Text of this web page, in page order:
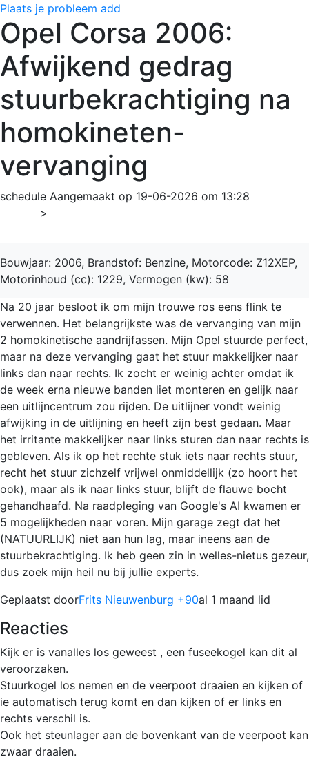
Plaats je probleem add
Opel Corsa 2006:
Afwijkend gedrag
stuurbekrachtiging na
homokineten-
vervanging
schedule Aangemaakt op 19-06-2026 om 13:28
>
Bouwjaar: 2006, Brandstof: Benzine, Motorcode: Z12XEP,
Motorinhoud (cc): 1229, Vermogen (kw): 58
Na 20 jaar besloot ik om mijn trouwe ros eens flink te
verwennen. Het belangrijkste was de vervanging van mijn
2 homokinetische aandrijfassen. Mijn Opel stuurde perfect,
maar na deze vervanging gaat het stuur makkelijker naar
links dan naar rechts. Ik zocht er weinig achter omdat ik
de week erna nieuwe banden liet monteren en gelijk naar
een uitlijncentrum zou rijden. De uitlijner vondt weinig
afwijking in de uitlijning en heeft zijn best gedaan. Maar
het irritante makkelijker naar links sturen dan naar rechts is
gebleven. Als ik op het rechte stuk iets naar rechts stuur,
recht het stuur zichzelf vrijwel onmiddellijk (zo hoort het
ook), maar als ik naar links stuur, blijft de flauwe bocht
gehandhaafd. Na raadpleging van Google's AI kwamen er
5 mogelijkheden naar voren. Mijn garage zegt dat het
(NATUURLIJK) niet aan hun lag, maar ineens aan de
stuurbekrachtiging. Ik heb geen zin in welles-nietus gezeur,
dus zoek mijn heil nu bij jullie experts.
Geplaatst doorFrits Nieuwenburg +90al 1 maand lid
Reacties
Kijk er is vanalles los geweest , een fuseekogel kan dit al
veroorzaken.
Stuurkogel los nemen en de veerpoot draaien en kijken of
ie automatisch terug komt en dan kijken of er links en
rechts verschil is.
Ook het steunlager aan de bovenkant van de veerpoot kan
zwaar draaien.